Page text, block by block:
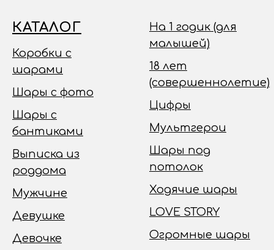
КАТАЛОГ
Коробки с
шарами
Шары с фото
Шары с
бантиками
Выписка из
роддома
Мужчине
Девушке
Девочке
На 1 годик (для
малышей)
18 лет
(совершеннолетие)
Цифры
Мультгерои
Шары под
потолок
Ходячие шары
LOVE STORY
Огромные шары